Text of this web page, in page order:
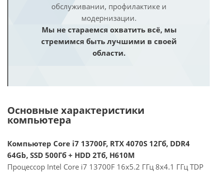
обслуживании, профилактике и
модернизации.
Мы не стараемся охватить всё, мы
стремимся быть лучшими в своей
области.
Основные характеристики
компьютера
Компьютер Core i7 13700F, RTX 4070S 12Гб, DDR4
64Gb, SSD 500Гб + HDD 2Тб, H610M
Процессор Intel Core i7 13700F 16x5.2 ГГц 8x4.1 ГГц TDP